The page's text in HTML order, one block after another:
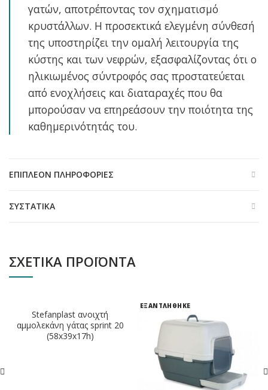
γατών, αποτρέποντας τον σχηματισμό
κρυστάλλων. Η προσεκτικά ελεγμένη σύνθεσή
της υποστηρίζει την ομαλή λειτουργία της
κύστης και των νεφρών, εξασφαλίζοντας ότι ο
ηλικιωμένος σύντροφός σας προστατεύεται
από ενοχλήσεις και διαταραχές που θα
μπορούσαν να επηρεάσουν την ποιότητα της
καθημερινότητάς του.
ΕΠΙΠΛΈΟΝ ΠΛΗΡΟΦΟΡΊΕΣ
ΣΥΣΤΑΤΙΚΆ
ΣΧΕΤΙΚΆ ΠΡΟΪΌΝΤΑ
Stefanplast ανοιχτή
αμμολεκάνη γάτας sprint 20
(58x39x17h)
ΕΞΑΝΤΛΗΘΗΚΕ